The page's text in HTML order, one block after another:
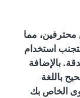
محترفين، مما
استخدام
بالإضافة
باللغة
الخاص بك